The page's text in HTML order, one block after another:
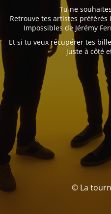
Tu ne
Retrouve tes artistes
Impossibles de Jérémy
Et si tu veux récupérer tes
juste à côté
© La